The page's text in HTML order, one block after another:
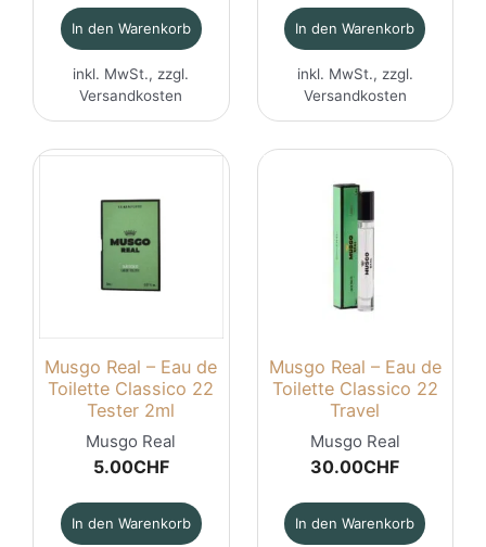
In den Warenkorb
inkl. MwSt., zzgl.
Versandkosten
ist:
In den Warenkorb
inkl. MwSt., zzgl.
Versandkosten
Musgo Real – Eau de
Toilette Classico 22
Tester 2ml
Musgo Real
5.00CHF
In den Warenkorb
Musgo Real – Eau de
Toilette Classico 22
Travel
Musgo Real
30.00CHF
In den Warenkorb